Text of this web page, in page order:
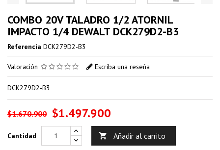
COMBO 20V TALADRO 1/2 ATORNIL
IMPACTO 1/4 DEWALT DCK279D2-B3
Referencia DCK279D2-B3
Valoración Escriba una reseña
DCK279D2-B3
$1.670.900 $1.497.900
Cantidad  Añadir al carrito